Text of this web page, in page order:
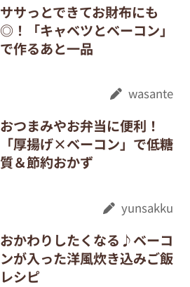
ササっとできてお財布にも
◎！「キャベツとベーコン」
で作るあと一品
wasante
おつまみやお弁当に便利！
「厚揚げ×ベーコン」で低糖
質＆節約おかず
yunsakku
おかわりしたくなる♪ベーコ
ンが入った洋風炊き込みご飯
レシピ